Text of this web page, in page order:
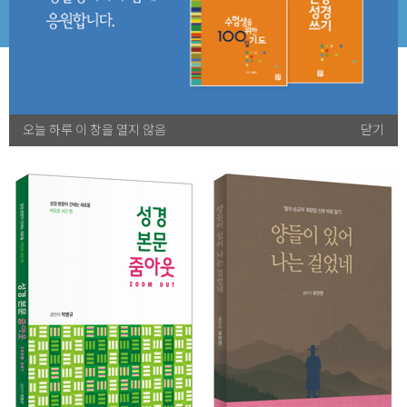
오늘 하루 이 창을 열지 않음 닫기
오늘 하루 이 창을 열지 않음 닫기
더보기